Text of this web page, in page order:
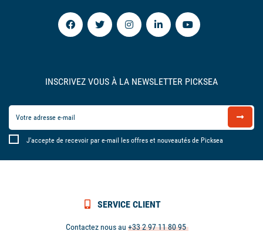
INSCRIVEZ VOUS À LA NEWSLETTER PICKSEA
J'accepte de recevoir par e-mail les offres et nouveautés de Picksea
SERVICE CLIENT
Contactez nous au +33 2 97 11 80 95